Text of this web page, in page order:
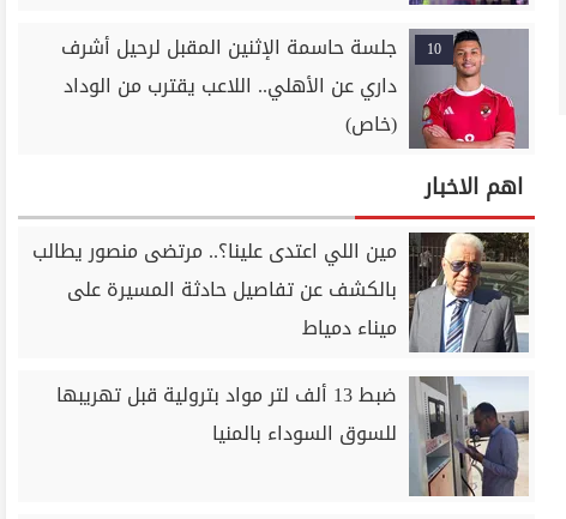
10
جلسة حاسمة الإثنين المقبل لرحيل أشرف
داري عن الأهلي.. اللاعب يقترب من الوداد
(خاص)
اهم الاخبار
مين اللي اعتدى علينا؟.. مرتضى منصور يطالب
بالكشف عن تفاصيل حادثة المسيرة على
ميناء دمياط
ضبط 13 ألف لتر مواد بترولية قبل تهريبها
للسوق السوداء بالمنيا